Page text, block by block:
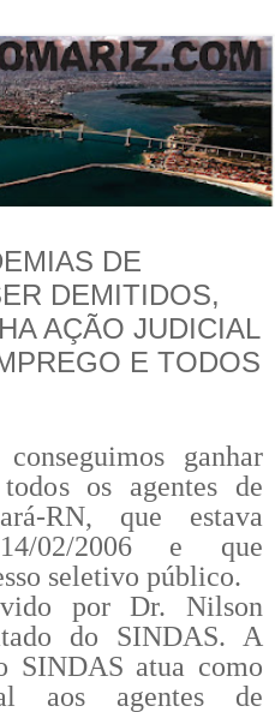
DE
DEMITIDOS,
AÇÃO JUDICIAL
E TODOS
ganhar
os agentes de
RN, que estava
02/2006 e que
seletivo público.
por Dr. Nilson
do SINDAS. A
SINDAS atua como
aos agentes de